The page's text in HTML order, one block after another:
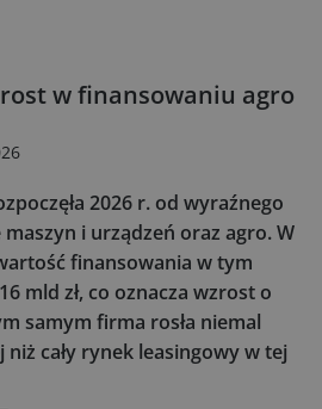
w finansowaniu agro
2026 r. od wyraźnego
i urządzeń oraz agro. W
finansowania w tym
mld zł, co oznacza wzrost o
samym firma rosła niemal
cały rynek leasingowy w tej